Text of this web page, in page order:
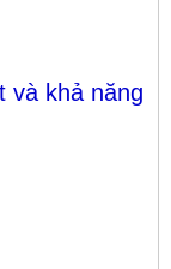
và khả năng